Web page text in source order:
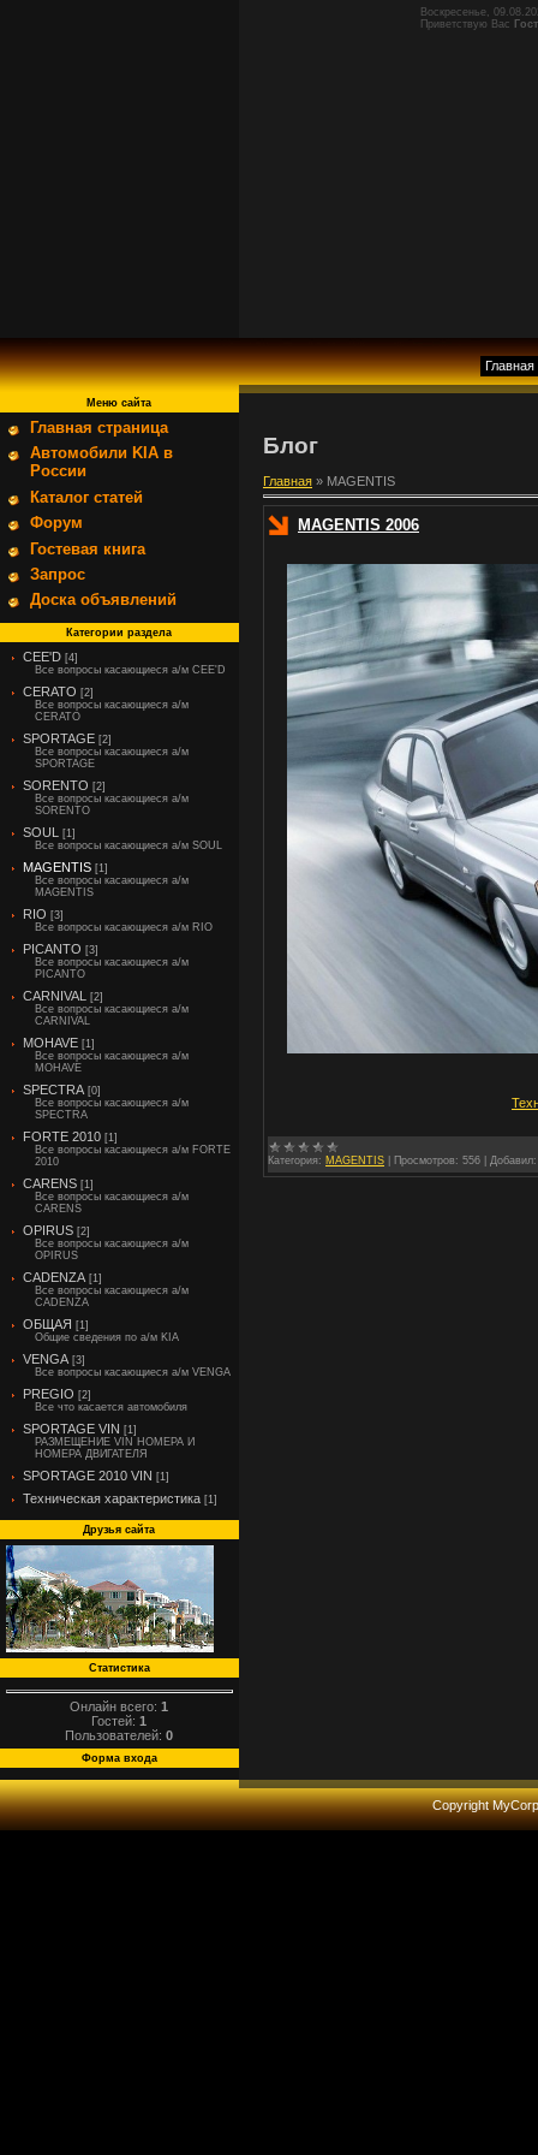
Воскресенье,
Приветствую Вас
Главная
Меню сайта
Главная страница
Автомобили KIA в
России
Каталог статей
Форум
Гостевая книга
Запрос
Доска объявлений
Категории раздела
CEE'D [4]
Все вопросы касающиеся а/м CEE'D
CERATO [2]
Все вопросы касающиеся а/м
CERATO
SPORTAGE [2]
Все вопросы касающиеся а/м
SPORTAGE
SORENTO [2]
Все вопросы касающиеся а/м
SORENTO
SOUL
[1]
Все вопросы касающиеся а/м SOUL
MAGENTIS [1]
Все вопросы касающиеся а/м
MAGENTIS
RIO [3]
Все вопросы касающиеся а/м RIO
PICANTO [3]
Все вопросы касающиеся а/м
PICANTO
CARNIVAL
[2]
Все вопросы касающиеся а/м
CARNIVAL
MOHAVE [1]
Все вопросы касающиеся а/м
MOHAVE
SPECTRA [0]
Все вопросы касающиеся а/м
SPECTRA
FORTE 2010 [1]
Все вопросы касающиеся а/м FORTE
2010
CARENS [1]
Все вопросы касающиеся а/м
CARENS
OPIRUS [2]
Все вопросы касающиеся а/м
OPIRUS
CADENZA [1]
Все вопросы касающиеся а/м
CADENZA
ОБЩАЯ [1]
Общие сведения по а/м KIA
VENGA [3]
Все вопросы касающиеся а/м VENGA
PREGIO [2]
Все что касается автомобиля
SPORTAGE VIN [1]
РАЗМЕЩЕНИЕ VIN НОМЕРА И
НОМЕРА ДВИГАТЕЛЯ
SPORTAGE 2010 VIN [1]
Техническая характеристика [1]
Друзья сайта
Статистика
Онлайн всего:1
Гостей:1
Пользователей:0
Форма входа
Блог
Главная » MAGENTIS
MAGENTIS 2006
Категория: MAGENTIS Просмотров: 556 Добавил:
Copyright